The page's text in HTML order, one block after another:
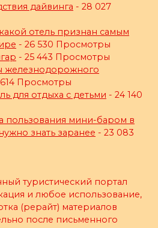
дайвинга - 28 027
отель признан самым
- 26 530 Просмотры
- 25 443 Просмотры
железнодорожного
Просмотры
для отдыха с детьми - 24 140
пользования мини-баром в
знать заранее - 23 083
туристический портал
и любое использование,
(рерайт) материалов
после письменного